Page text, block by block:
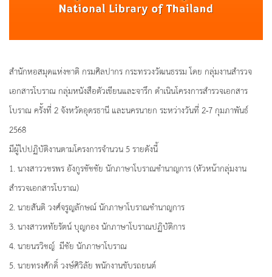
สำนักหอสมุดแห่งชาติ กรมศิลปากร กระทรวงวัฒนธรรม โดย กลุ่มงานสำรวจ
เอกสารโบราณ กลุ่มหนังสือตัวเขียนและจารึก ดำเนินโครงการสำรวจเอกสาร
โบราณ ครั้งที่ 2 จังหวัดอุดรธานี และนครนายก ระหว่างวันที่ 2-7 กุมภาพันธ์
2568
มีผู้ไปปฏิบัติงานตามโครงการจำนวน 5 รายดังนี้
1. นางสาววชรพร อังกูรชัชชัย นักภาษาโบราณชำนาญการ (หัวหน้ากลุ่มงาน
สำรวจเอกสารโบราณ)
2. นายสันติ วงศ์จรูญลักษณ์ นักภาษาโบราณชำนาญการ
3. นางสาวหทัยรัตน์ บุญกอง นักภาษาโบราณปฏิบัติการ
4. นายนรวิชญ์ มีชัย นักภาษาโบราณ
5. นายทรงศักดิ์ วงษ์ศิวิลัย พนักงานขับรถยนต์